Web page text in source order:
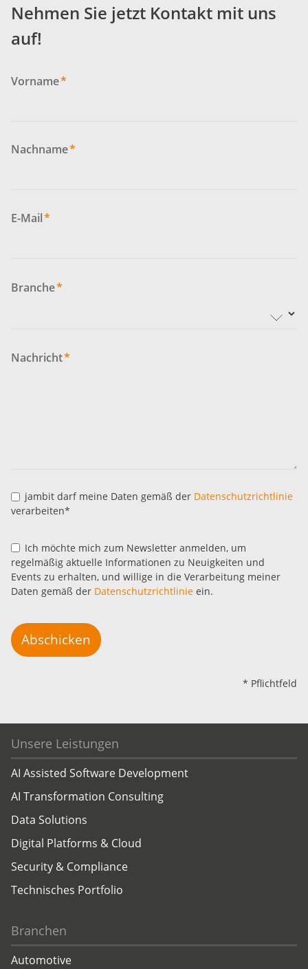
Nehmen Sie jetzt Kontakt mit uns
auf!
Vorname*
Nachname*
E-Mail*
Branche*
Nachricht*
jambit darf meine Daten gemäß der Datenschutzrichtlinie
verarbeiten*
Ich möchte mich zum Newsletter anmelden, um
regelmäßig aktuelle Informationen zu Neuigkeiten und
Events zu erhalten, und willige in die Verarbeitung meiner
Daten gemäß der Datenschutzrichtlinie ein.
Abschicken
* Pflichtfeld
Unsere Leistungen
AI Assisted Software Development
AI Transformation Consulting
Data Solutions
Digital Platforms & Cloud
Security & Compliance
Technisches Portfolio
Branchen
Automotive